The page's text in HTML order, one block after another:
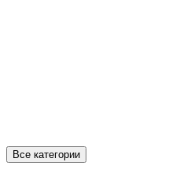
Все категории